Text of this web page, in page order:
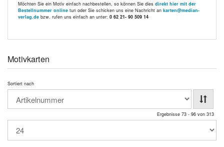
Möchten Sie ein Motiv einfach nachbestellen, so können Sie dies direkt hier mit der
Bestellnummer online tun oder Sie schicken uns eine Nachricht an karten@median-
verlag.de bzw. rufen uns einfach an unter: 0 62 21- 90 509 14
Motivkarten
Sortiert nach
Ergebnisse 73 - 96 von 313